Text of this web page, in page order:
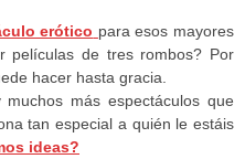
erótico para esos mayores
películas de tres rombos? Por
hacer hasta gracia.
más espectáculos que
tan especial a quién le estáis
ideas?